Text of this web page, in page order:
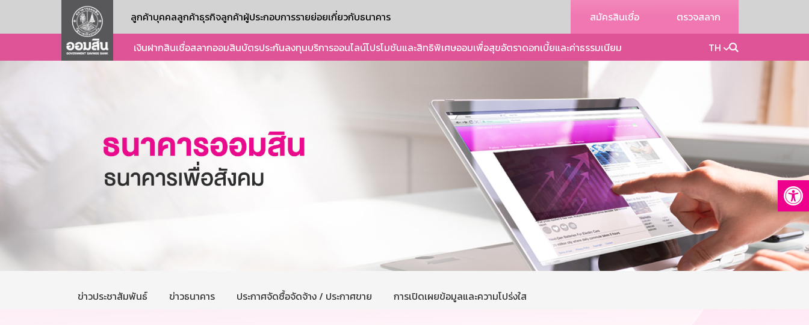
ลูกค้าบุคคลลูกค้าธุรกิจลูกค้าผู้ประกอบการรายย่อยเกี่ยวกับธนาคาร สมัครสินเชื่อ ตรวจสลาก
เงินฝากสินเชื่อสลากออมสินบัตรประกันลงทุนบริการออนไลน์โปรโมชันและสิทธิพิเศษออมเพื่อสุขอัตราดอกเบี้ยและค่าธรรมเนียม TH
ข่าวประชาสัมพันธ์ ข่าวธนาคาร ประกาศจัดซื้อจัดจ้าง / ประกาศขาย การเปิดเผยข้อมูลและความโปร่งใส